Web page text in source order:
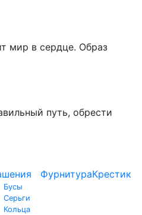
мир в сердце. Образ
путь, обрести
Бусы
Серьги
Кольца
ФурнитураКрестик